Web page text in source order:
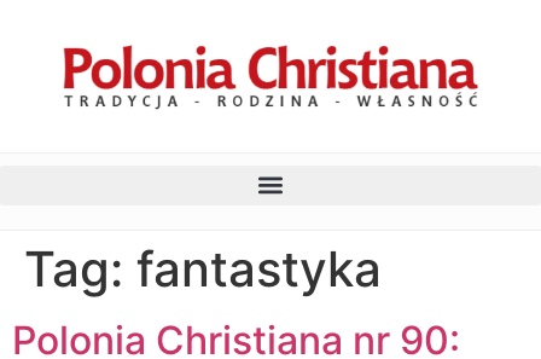
Tag: fantastyka
Polonia Christiana nr 90: